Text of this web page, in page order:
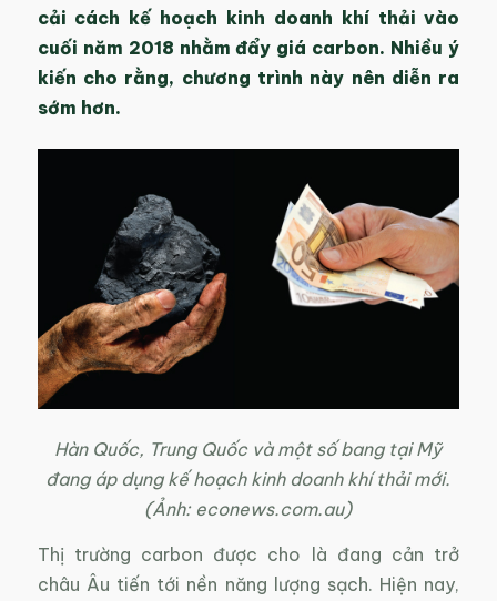
cải cách kế hoạch kinh doanh khí thải vào
cuối năm 2018 nhằm đẩy giá carbon. Nhiều ý
kiến cho rằng, chương trình này nên diễn ra
sớm hơn.
Hàn Quốc, Trung Quốc và một số bang tại Mỹ
đang áp dụng kế hoạch kinh doanh khí thải mới.
(Ảnh: econews.com.au)
Thị trường carbon được cho là đang cản trở
châu Âu tiến tới nền năng lượng sạch. Hiện nay,